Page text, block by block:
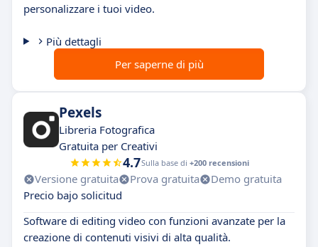
personalizzare i tuoi video.
Più dettagli
Per saperne di più
Pexels
Libreria Fotografica
Gratuita per Creativi
4.7Sulla base di +200 recensioni
Versione gratuita Prova gratuita
Demo gratuita
Precio bajo solicitud
Software di editing video con funzioni avanzate per la
creazione di contenuti visivi di alta qualità.